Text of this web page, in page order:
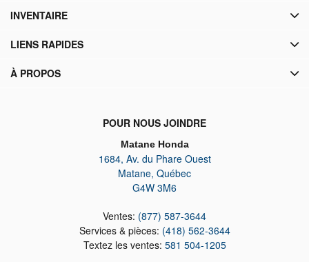
POUR NOUS JOINDRE
Matane Honda
1684, Av. du Phare Ouest
Matane, Québec
G4W 3M6
Ventes: (877) 587-3644
Services & pièces: (418) 562-3644
Textez les ventes: 581 504-1205
INVENTAIRE
LIENS RAPIDES
À PROPOS